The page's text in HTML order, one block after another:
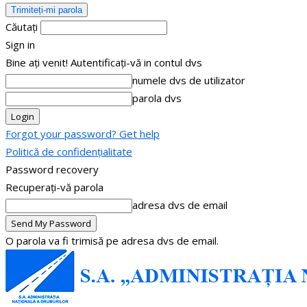
Căutați
Sign in
Bine ați venit! Autentificați-vă in contul dvs
numele dvs de utilizator
parola dvs
Forgot your password? Get help
Politică de confidențialitate
Password recovery
Recuperați-vă parola
adresa dvs de email
O parola va fi trimisă pe adresa dvs de email.